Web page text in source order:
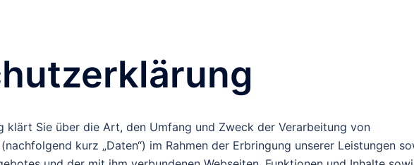
klärt Sie über die Art, den Umfang und Zweck der Verarbeitung von
kurz „Daten“) im Rahmen der Erbringung unserer Leistungen